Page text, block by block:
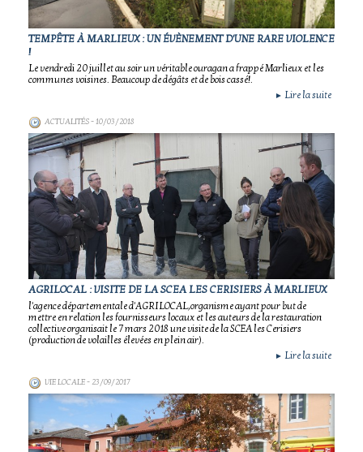
TEMPÊTE À MARLIEUX : UN ÉVÈNEMENT D'UNE RARE VIOLENCE
!
Le vendredi 20 juillet au soir un véritable ouragan a frappé Marlieux et les
communes voisines. Beaucoup de dégâts et de bois cassé!.
► Lire la suite
ACTUALITÉS- 10/03/2018
AGRILOCAL : VISITE DE LA SCEA LES CERISIERS À MARLIEUX
l'agence départementale d'AGRILOCAL,organisme ayant pour but de
mettre en relation les fournisseurs locaux et les auteurs de la restauration
collective organisait le 7 mars 2018 une visite de la SCEA les Cerisiers
(production de volailles élevées en plein air).
► Lire la suite
VIE LOCALE- 23/09/2017